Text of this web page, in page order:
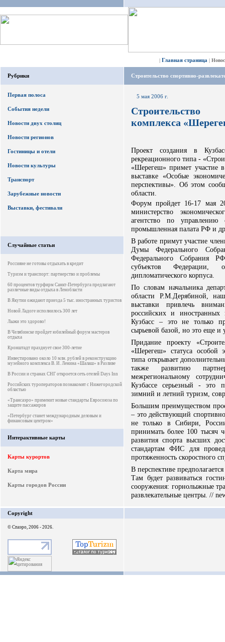
| Главная страница |
Рубрики
Первая полоса
События недели
Новости двух столиц
Новости регионов
Гостиницы и отели
Новости культуры
Транспорт
Зарубежные новости
Выставки, фестивали
Случайные статьи
Россияне не готовы отдыхать в кредит
Туризм и транспорт: партнерство и проблемы
60 процентов турфирм Санкт-Петербурга предлагают
различные виды отдыха в Ленобласти
В Якутии ожидают приезда 5 тыс. иностранных туристов
Новой Ладоге исполнилось 300 лет
Лыжи это здорово!
В Челябинске пройдет юбилейный форум мастеров
отдыха
Кронштадт празднует свое 300-летие
Инвестировано около 10 млн. рублей в реконструкцию
музейного комплекса В. И. Ленина «Шалаш» в Разливе
В России и странах СНГ откроется сеть отелей Days Inn
Российских туроператоров познакомят с Нижегородской
областью
«Трансаэро» применит новые стандарты Евросоюза по
защите пассажиров
«Петербург станет международным деловым и
финансовым центром»
Интерактивные карты
Карты курортов
Карта мира
Карты городов России
Строительство спортивно-
5 мая 2006 г.
Строительство
комплекса
Проект создания в
рекреационного типа -
«Шерегеш» примет участие
выставке «Особые
перспективы». Об этом
области.
Форум пройдет 16-17 мая
министерство
агентство по управлению
промышленная палата РФ и
В работе примут участие
Думы Федерального
Федерального Собрания
субъектов Федерации,
дипломатического корпуса.
По словам начальника
области Р.М.Дерябиной,
выставки привлечь
российских и
Кузбасс – это не только
сырьевой базой, но это еще и
Придание проекту
«Шерегеш» статуса особой
типа открывает
также развитию
межрегиональному
Кузбассе серьезный - это
зимний и летний туризм,
Большим преимуществом
– это действующий
не только в Сибири,
принимать более 100 тысяч
развития спорта высших
стандартам ФИС для
протяженность скоростного
В перспективе
Там будет развиваться
сооружения: горнолыжные
развлекательные центры. //
Copyright
© Спаэро, 2006 - 2026.